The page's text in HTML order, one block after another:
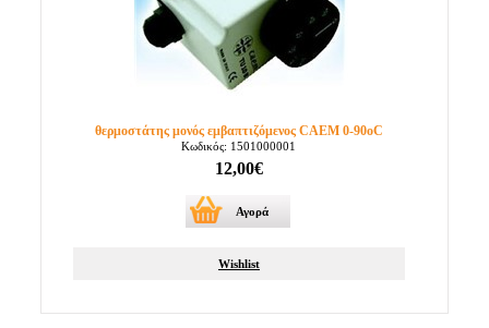
θερμοστάτης μονός εμβαπτιζόμενος CAEM 0-90οC
Κωδικός: 1501000001
12,00€
Αγορά
Wishlist